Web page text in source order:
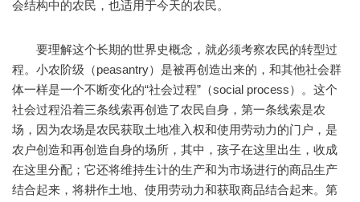
会结构中的农民，也适用于今天的农民。
要理解这个长期的世界史概念，就必须考察农民的转型过
程。小农阶级（peasantry）是被再创造出来的，和其他社会群
体一样是一个不断变化的“社会过程”（social process）。这个
社会过程沿着三条线索再创造了农民自身，第一条线索是农
场，因为农场是农民获取土地准入权和使用劳动力的门户，是
农户创造和再创造自身的场所，其中，孩子在这里出生，收成
在这里分配；它还将维持生计的生产和为市场进行的商品生产
结合起来，将耕作土地、使用劳动力和获取商品结合起来。第